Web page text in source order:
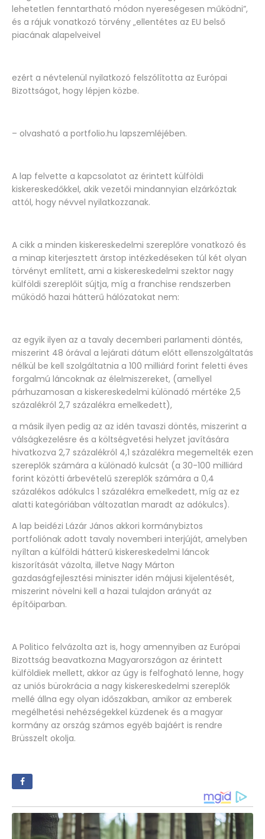
lehetetlen fenntartható módon nyereségesen működni”,
és a rájuk vonatkozó törvény „ellentétes az EU belső
piacának alapelveivel
ezért a névtelenül nyilatkozó felszólította az Európai
Bizottságot, hogy lépjen közbe.
– olvasható a portfolio.hu lapszemléjében.
A lap felvette a kapcsolatot az érintett külföldi
kiskereskedőkkel, akik vezetői mindannyian elzárkóztak
attól, hogy névvel nyilatkozzanak.
A cikk a minden kiskereskedelmi szereplőre vonatkozó és
a minap kiterjesztett árstop intézkedéseken túl két olyan
törvényt említett, ami a kiskereskedelmi szektor nagy
külföldi szereplőit sújtja, míg a franchise rendszerben
működő hazai hátterű hálózatokat nem:
az egyik ilyen az a tavaly decemberi parlamenti döntés,
miszerint 48 órával a lejárati dátum előtt ellenszolgáltatás
nélkül be kell szolgáltatnia a 100 milliárd forint feletti éves
forgalmú láncoknak az élelmiszereket, (amellyel
párhuzamosan a kiskereskedelmi különadó mértéke 2,5
százalékról 2,7 százalékra emelkedett),
a másik ilyen pedig az az idén tavaszi döntés, miszerint a
válságkezelésre és a költségvetési helyzet javítására
hivatkozva 2,7 százalékról 4,1 százalékra megemelték ezen
szereplők számára a különadó kulcsát (a 30-100 milliárd
forint közötti árbevételű szereplők számára a 0,4
százalékos adókulcs 1 százalékra emelkedett, míg az ez
alatti kategóriában változatlan maradt az adókulcs).
A lap beidézi Lázár János akkori kormánybiztos
portfoliónak adott tavaly novemberi interjúját, amelyben
nyíltan a külföldi hátterű kiskereskedelmi láncok
kiszorítását vázolta, illetve Nagy Márton
gazdaságfejlesztési miniszter idén májusi kijelentését,
miszerint növelni kell a hazai tulajdon arányát az
építőiparban.
A Politico felvázolta azt is, hogy amennyiben az Európai
Bizottság beavatkozna Magyarországon az érintett
külföldiek mellett, akkor az úgy is felfogható lenne, hogy
az uniós bürokrácia a nagy kiskereskedelmi szereplők
mellé állna egy olyan időszakban, amikor az emberek
megélhetési nehézségekkel küzdenek és a magyar
kormány az ország számos egyéb bajáért is rendre
Brüsszelt okolja.